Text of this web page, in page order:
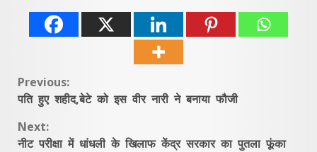
Continue
Reading
Previous:
पति हुए शहीद,बेटे को इस वीर नारी ने बनाया फौजी
Next:
नीट परीक्षा में धांधली के खिलाफ केंद्र सरकार का पुतला फूंका